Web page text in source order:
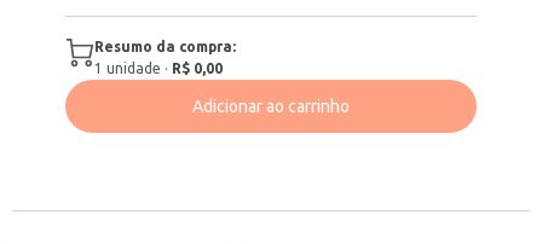
Resumo da compra:
1 unidade · R$ 0,00
Adicionar ao carrinho